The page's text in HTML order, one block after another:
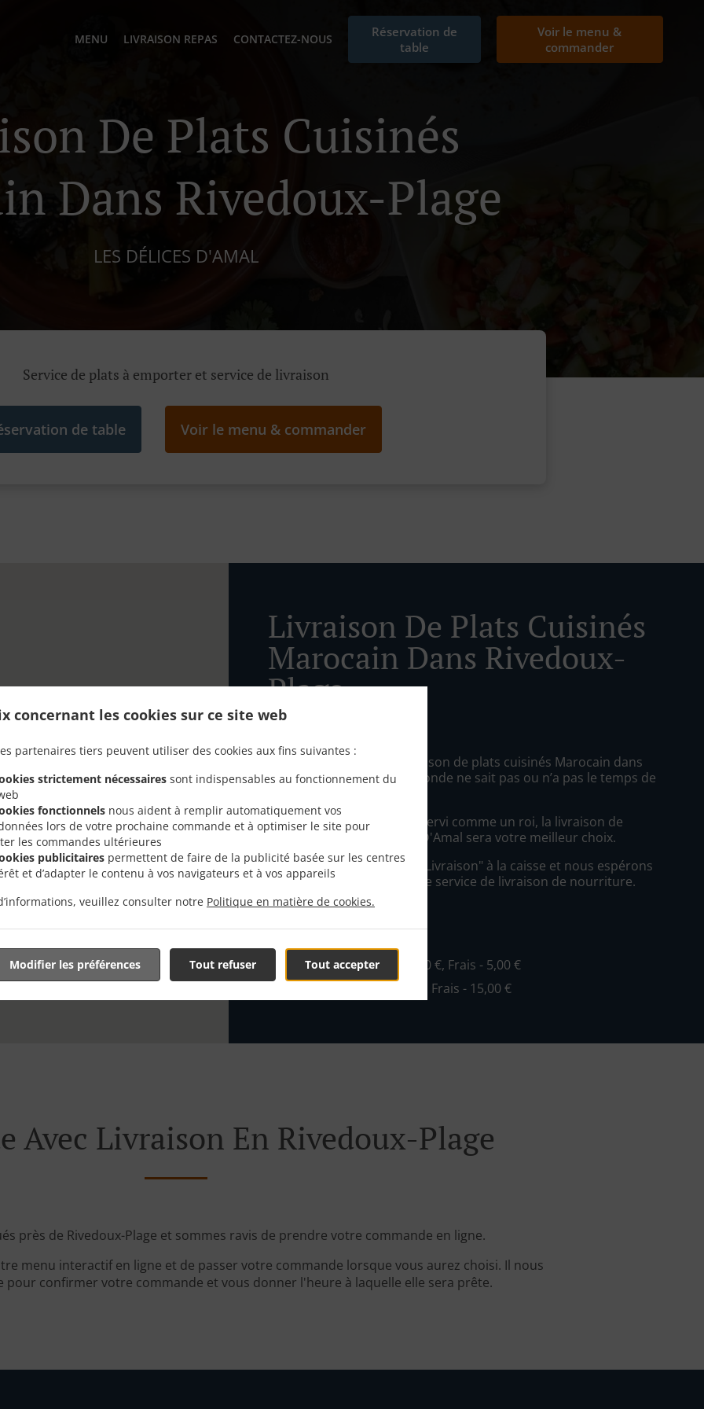
concernant les cookies sur ce site web
partenaires tiers peuvent utiliser des cookies aux fins suivantes :
strictement nécessaires sont indispensables au fonctionnement du
fonctionnels nous aident à remplir automatiquement vos
lors de votre prochaine commande et à optimiser le site pour
les commandes ultérieures
publicitaires permettent de faire de la publicité basée sur les centres
et d’adapter le contenu à vos navigateurs et à vos appareils
veuillez consulter notre Politique en matière de cookies.
Tout accepter
Tout refuser
Modifier les préférences
MENU LIVRAISON REPAS CONTACTEZ-NOUS
Réservation de
table
Voir le menu &
commander
De Plats Cuisinés
Dans Rivedoux-Plage
LES DÉLICES D'AMAL
Service de plats à emporter et service de livraison
de table Voir le menu & commander
Livraison De Plats Cuisinés
Marocain Dans Rivedoux-
Plage
Vous recherchez une Livraison de plats cuisinés Marocain dans
Rivedoux-Plage? Tout le monde ne sait pas ou n’a pas le temps de
Lorsque vous voulez être servi comme un roi, la livraison de
nourriture de Les Délices D'Amal sera votre meilleur choix.
Sélectionnez simplement "Livraison" à la caisse et nous espérons
que vous apprécierez notre service de livraison de nourriture.
Frais de livraison
La rochelle, Min. - 30,00 €, Frais - 5,00 €
, Min. - 50,00 €, Frais - 15,00 €
Avec Livraison En Rivedoux-Plage
près de Rivedoux-Plage et sommes ravis de prendre votre commande en ligne.
menu interactif en ligne et de passer votre commande lorsque vous aurez choisi. Il nous
confirmer votre commande et vous donner l'heure à laquelle elle sera prête.